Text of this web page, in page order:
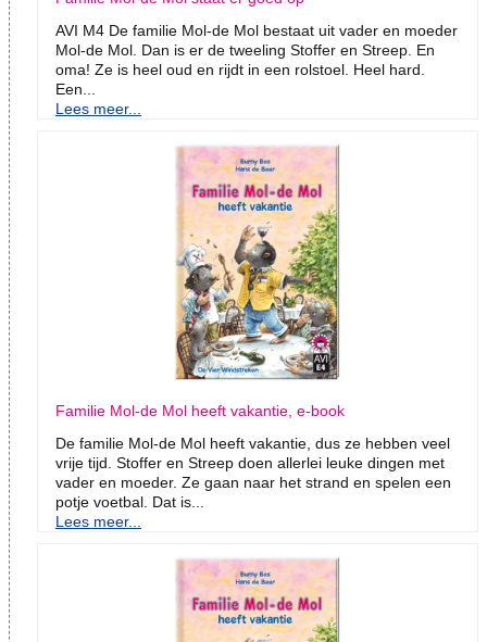
AVI M4 De familie Mol-de Mol bestaat uit vader en moeder
Mol-de Mol. Dan is er de tweeling Stoffer en Streep. En
oma! Ze is heel oud en rijdt in een rolstoel. Heel hard.
Een...
Lees meer...
Familie Mol-de Mol heeft vakantie, e-book
De familie Mol-de Mol heeft vakantie, dus ze hebben veel
vrije tijd. Stoffer en Streep doen allerlei leuke dingen met
vader en moeder. Ze gaan naar het strand en spelen een
potje voetbal. Dat is...
Lees meer...